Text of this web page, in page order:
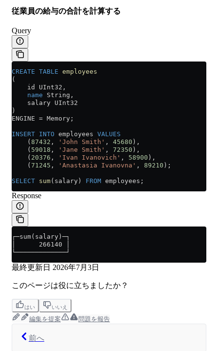
従業員の給与の合計を計算する
Query
CREATE TABLE employees
(
    id UInt32,
    name
String,
    salary UInt32
)
ENGINE = Memory;
INSERT INTO employees VALUES
    (
87432 , 'John Smith' , 45680 ),
    (
59018 , 'Jane Smith' , 72350 ),
    (
20376 , 'Ivan Ivanovich' , 58900 ),
    (
71245 , 'Anastasia Ivanovna' , 89210 );
SELECT sum(salary) FROM employees;
Response
┌─sum(salary)─┐
│      266140 │
└─────────────┘
最終更新日 2026年7月3日
このページは役に立ちましたか？
はい いいえ
編集を提案 問題を報告
前へ